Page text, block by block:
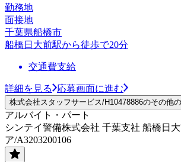
勤務地
面接地
千葉県船橋市
船橋日大前駅から徒歩で20分
交通費支給
詳細を見る 応募画面に進む
株式会社スタッフサービス/H10478886のその他
アルバイト・パート
シンテイ警備株式会社 千葉支社 船橋日大
ア/A3203200106